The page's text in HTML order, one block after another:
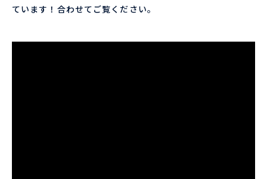
ています！合わせてご覧ください。